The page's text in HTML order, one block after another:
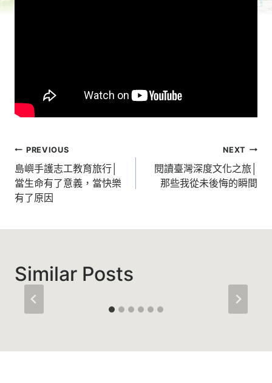
文
章
導
PREVIOUS
島嶼手護志工教育旅行│
當生命有了意義，當快樂
有了原因
NEXT
閱讀臺灣深度文化之旅│
那些我從未後悔的瞬間
Similar Posts